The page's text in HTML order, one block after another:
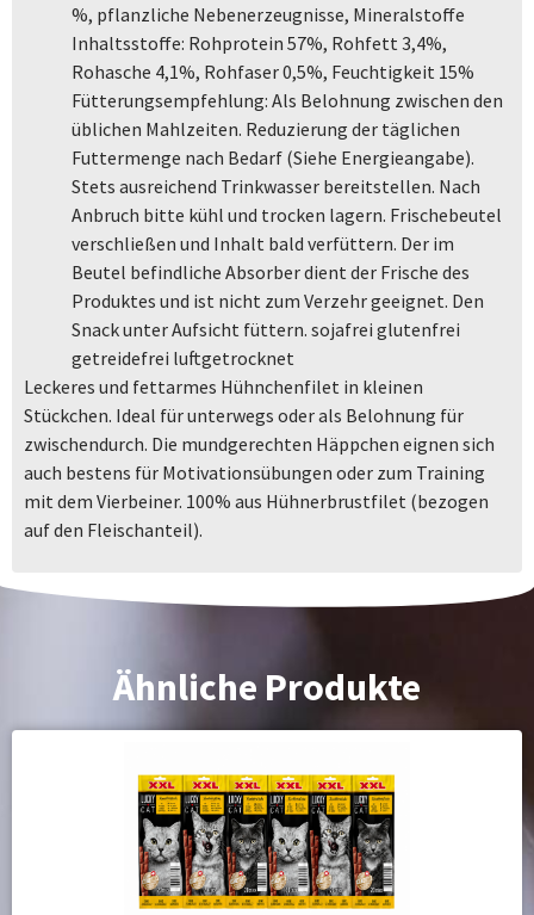
%, pflanzliche Nebenerzeugnisse, Mineralstoffe
Inhaltsstoffe: Rohprotein 57%, Rohfett 3,4%,
Rohasche 4,1%, Rohfaser 0,5%, Feuchtigkeit 15%
Fütterungsempfehlung: Als Belohnung zwischen den
üblichen Mahlzeiten. Reduzierung der täglichen
Futtermenge nach Bedarf (Siehe Energieangabe).
Stets ausreichend Trinkwasser bereitstellen. Nach
Anbruch bitte kühl und trocken lagern. Frischebeutel
verschließen und Inhalt bald verfüttern. Der im
Beutel befindliche Absorber dient der Frische des
Produktes und ist nicht zum Verzehr geeignet. Den
Snack unter Aufsicht füttern. sojafrei glutenfrei
getreidefrei luftgetrocknet
Leckeres und fettarmes Hühnchenfilet in kleinen
Stückchen. Ideal für unterwegs oder als Belohnung für
zwischendurch. Die mundgerechten Häppchen eignen sich
auch bestens für Motivationsübungen oder zum Training
mit dem Vierbeiner. 100% aus Hühnerbrustfilet (bezogen
auf den Fleischanteil).
Ähnliche Produkte